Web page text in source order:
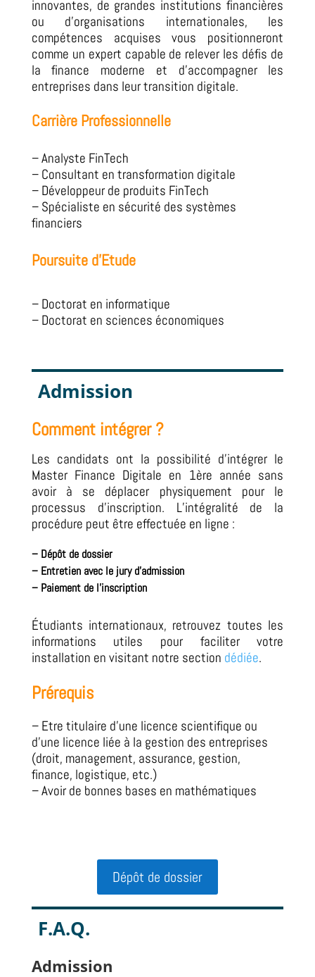
innovantes, de grandes institutions financières
ou d’organisations internationales, les
compétences acquises vous positionneront
comme un expert capable de relever les défis de
la finance moderne et d’accompagner les
entreprises dans leur transition digitale.
Carrière Professionnelle
– Analyste FinTech
– Consultant en transformation digitale
– Développeur de produits FinTech
– Spécialiste en sécurité des systèmes
financiers
Poursuite d’Etude
– Doctorat en informatique
– Doctorat en sciences économiques
Admission
Comment intégrer ?
Les candidats ont la possibilité d’intégrer le
Master Finance Digitale en 1ère année sans
avoir à se déplacer physiquement pour le
processus d’inscription. L’intégralité de la
procédure peut être effectuée en ligne :
–Dépôt de dossier
–Entretien avec le jury d’admission
– Paiement de l’inscription
Étudiants internationaux, retrouvez toutes les
informations utiles pour faciliter votre
installation en visitant notre section dédiée.
Prérequis
– Etre titulaire d’une licence scientifique ou
d’une licence liée à la gestion des entreprises
(droit, management, assurance, gestion,
finance, logistique, etc.)
– Avoir de bonnes bases en mathématiques
Dépôt de dossier
F.A.Q.
Admission